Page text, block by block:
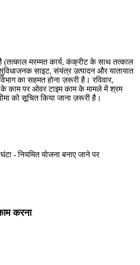
(तत्काल मरम्मत कार्य, कंक्रीट के साथ तत्काल
साइट, संयंत्र उत्पादन और यातायात
का सहमत होना ज़रूरी है। रविवार,
काम पर ओवर टाइम काम के मामले में श्रम
को सूचित किया जाना ज़रूरी है।
- नियमित योजना बनाए जाने पर
करना